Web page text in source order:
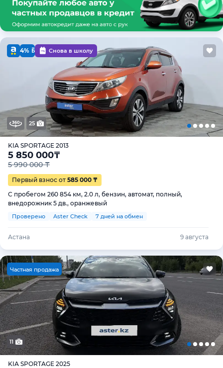
4% Снова в школу
25
KIA SPORTAGE 2013
5 850 000₸
5 990 000 ₸
Первый взнос от 585 000 ₸
С пробегом 260 854 км, 2.0 л, бензин, автомат, полный,
внедорожник 5 дв., оранжевый
Проверено Aster Check 7 дней на обмен
Астана 9 августа
Частная продажа
11
KIA SPORTAGE 2025